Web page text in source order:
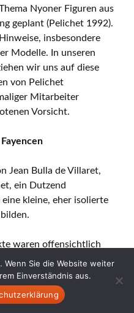
Nyoner Figuren aus
geplant (Pelichet 1992).
insbesondere
Modelle. In unseren
wir uns auf diese
von Pelichet
Mitarbeiter
Vorsicht.
Jean Bulla de Villaret,
ein Dutzend
kleine, eher isolierte
waren offensichtlich
worden:
ein Teller aus einem der
Graf von Brühl in
MH-PO-4382), eine
Wenn Sie die Website weiter
Einverständnis aus.